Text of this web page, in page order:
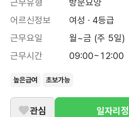
근무유형
방문요양
어르신정보
여성 · 4등급
근무요일
월~금 (주 5일)
근무시간
09:00~12:00
높은급여 초보가능
관심 일자리